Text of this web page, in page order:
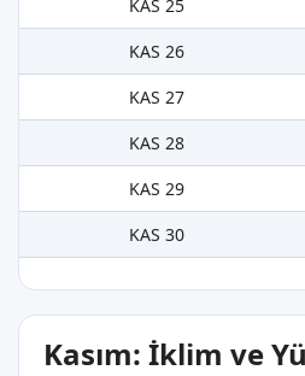
KAS 25
KAS 26
KAS 27
KAS 28
KAS 29
KAS 30
Kasım: İklim ve